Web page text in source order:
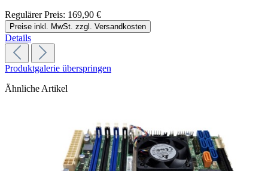
Regulärer Preis: 169,90 €
Preise inkl. MwSt. zzgl. Versandkosten
Details
Produktgalerie überspringen
Ähnliche Artikel